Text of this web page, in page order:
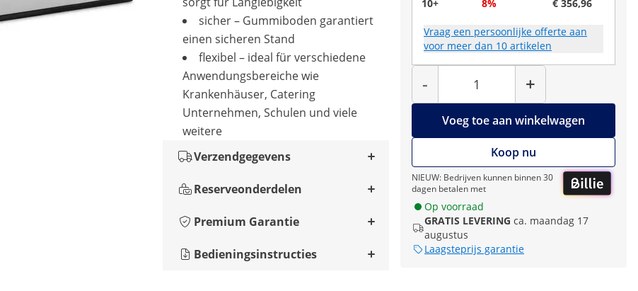
10+
8% € 356,96
Vraag een persoonlijke offerte aan
voor meer dan 10 artikelen
-
Hoeveelheid
+
Voeg toe aan winkelwagen
Koop nu
NIEUW: Bedrijven kunnen binnen 30
dagen betalen met
Op voorraad
GRATIS LEVERING ca. maandag 17
augustus
Laagsteprijs garantie
sicher – Gummiboden garantiert
einen sicheren Stand
flexibel – ideal für verschiedene
Anwendungsbereiche wie
Krankenhäuser, Catering
Unternehmen, Schulen und viele
weitere
Verzendgegevens
Reserveonderdelen
Premium Garantie
Bedieningsinstructies